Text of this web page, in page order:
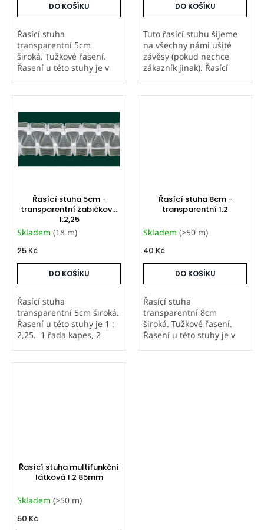
DO KOŠÍKU
Řasící stuha
transparentní 5cm
široká. Tužkové řasení.
Řasení u této stuhy je v
DO KOŠÍKU
Tuto řasící stuhu šijeme
na všechny námi ušité
závěsy (pokud nechce
zákazník jinak). Řasící
Řasící stuha 5cm -
transparentní žabičková
1:2,25
Skladem (18 m)
25 Kč
DO KOŠÍKU
Řasící stuha
transparentní 5cm široká.
Řasení u této stuhy je 1 :
2,25. 1 řada kapes, 2
Řasící stuha 8cm -
transparentní 1:2
Skladem (>50 m)
40 Kč
DO KOŠÍKU
Řasící stuha
transparentní 8cm
široká. Tužkové řasení.
Řasení u této stuhy je v
Řasící stuha multifunkční
látková 1:2 85mm
Skladem (>50 m)
50 Kč